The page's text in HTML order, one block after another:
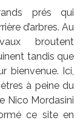
prés qui
d’arbres. Au
broutent
tandis que
bienvenue. Ici,
à peine du
Nico Mordasini
ce site en